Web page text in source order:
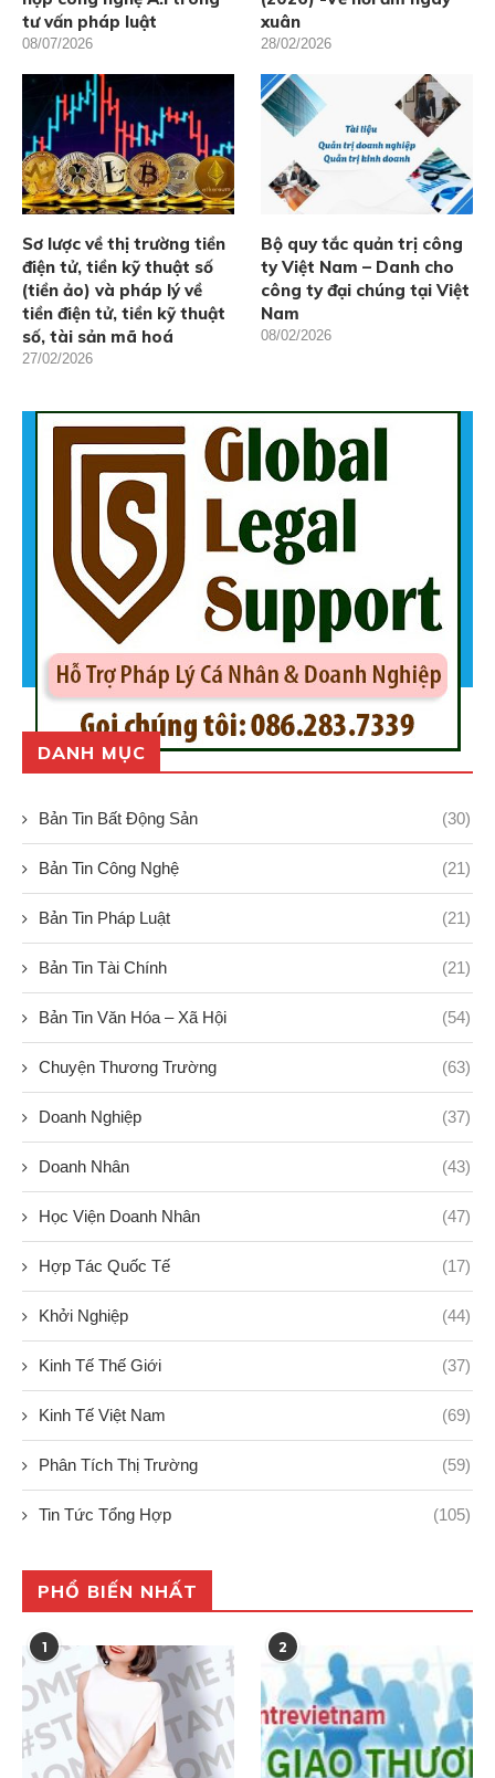
tư vấn pháp luật
08/07/2026
xuân
28/02/2026
Sơ lược về thị trường tiền
điện tử, tiền kỹ thuật số
(tiền ảo) và pháp lý về
tiền điện tử, tiền kỹ thuật
số, tài sản mã hoá
27/02/2026
Bộ quy tắc quản trị công
ty Việt Nam – Danh cho
công ty đại chúng tại Việt
Nam
08/02/2026
DANH MỤC
Bản Tin Bất Động Sản (30)
Bản Tin Công Nghệ (21)
Bản Tin Pháp Luật (21)
Bản Tin Tài Chính (21)
Bản Tin Văn Hóa – Xã Hội (54)
Chuyện Thương Trường (63)
Doanh Nghiệp (37)
Doanh Nhân (43)
Học Viện Doanh Nhân (47)
Hợp Tác Quốc Tế (17)
Khởi Nghiệp (44)
Kinh Tế Thế Giới (37)
Kinh Tế Việt Nam (69)
Phân Tích Thị Trường (59)
Tin Tức Tổng Hợp (105)
PHỔ BIẾN NHẤT
1 2